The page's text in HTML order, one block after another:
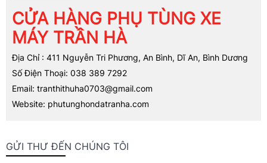
CỬA HÀNG PHỤ TÙNG XE
MÁY TRẦN HÀ
Địa Chỉ : 411 Nguyễn Tri Phương, An Bình, Dĩ An, Bình Dương
Số Điện Thoại: 038 389 7292
Email: tranthithuha0703@gmail.com
Website: phutunghondatranha.com
GỬI THƯ ĐẾN CHÚNG TÔI